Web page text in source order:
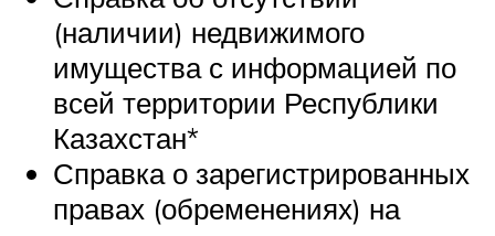
(наличии) недвижимого
имущества с информацией по
всей территории Республики
Казахстан*
Справка о зарегистрированных
правах (обременениях) на